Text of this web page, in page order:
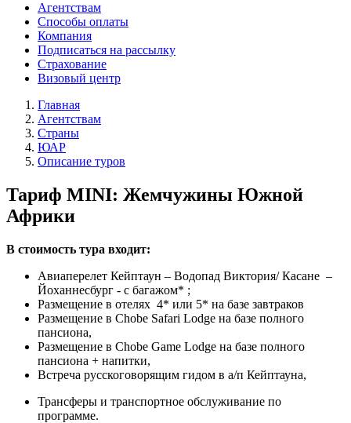
Агентствам
Способы оплаты
Компания
Подписаться на рассылку
Страхование
Визовый центр
Главная
Агентствам
Страны
ЮАР
Описание туров
Тариф MINI: Жемчужины Южной
Африки
В стоимость тура входит:
Авиаперелет Кейптаун – Водопад Виктория/ Касане –
Йоханнесбург - с багажом* ;
Размещение в отелях 4* или 5* на базе завтраков
Размещение в Chobe Safari Lodge на базе полного
пансиона,
Размещение в Chobe Game Lodge на базе полного
пансиона + напитки,
Встреча русскоговорящим гидом в а/п Кейптауна,
Трансферы и транспортное обслуживание по
программе.